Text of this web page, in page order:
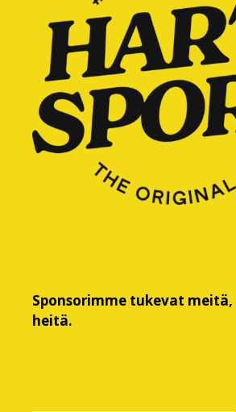
Sponsorimme tukevat
heitä.